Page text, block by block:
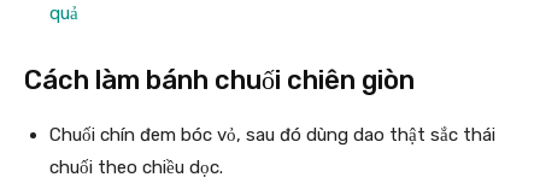
quả
Cách làm bánh chuối chiên giòn
Chuối chín đem bóc vỏ, sau đó dùng dao thật sắc thái
chuối theo chiều dọc.